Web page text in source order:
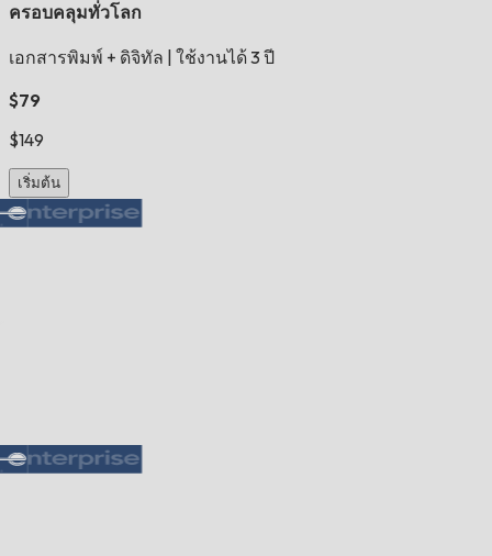
ครอบคลุมทั่วโลก
เอกสารพิมพ์ + ดิจิทัล ใช้งานได้ 3 ปี
$79
$149
เริ่มต้น